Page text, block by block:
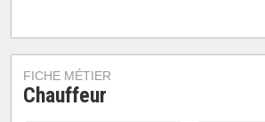
FICHE MÉTIER
Chauffeur